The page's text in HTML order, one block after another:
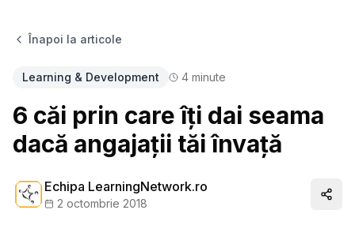
Înapoi la articole
Learning & Development 4 minute
6 căi prin care îți dai seama
dacă angajații tăi învață
Echipa LearningNetwork.ro
2 octombrie 2018